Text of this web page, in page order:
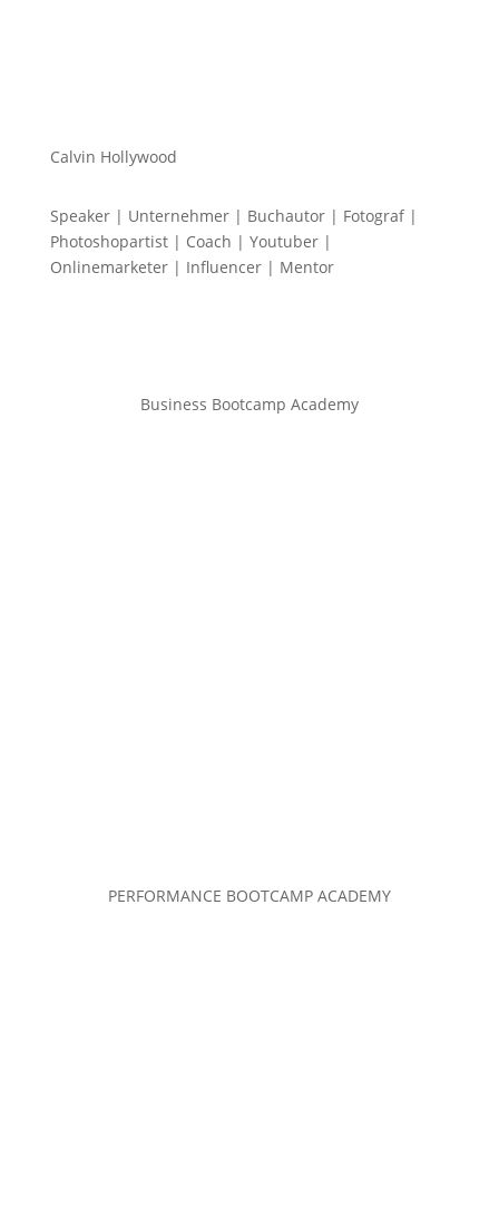
Calvin Hollywood
Speaker | Unternehmer | Buchautor | Fotograf |
Photoshopartist | Coach | Youtuber |
Onlinemarketer | Influencer | Mentor
Business Bootcamp Academy
PERFORMANCE BOOTCAMP ACADEMY